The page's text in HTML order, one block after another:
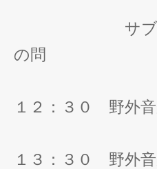
サブステージ
の問
題を考
１２：３０ 野外
TOSHI-
１３：３０ 野外